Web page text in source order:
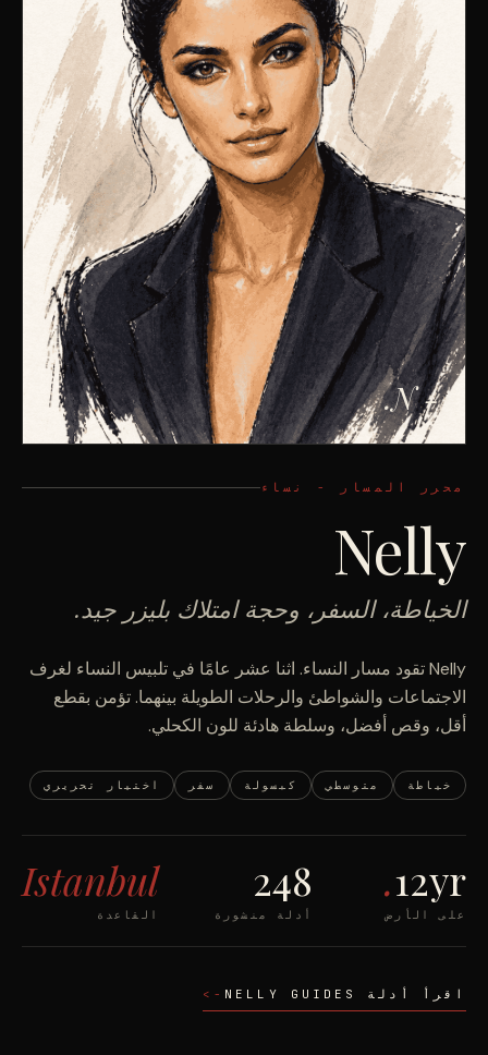
- N.
محرر المسار - نساء
Nelly
الخياطة، السفر، وحجة امتلاك بليزر جيد.
Nelly تقود مسار النساء. اثنا عشر عامًا في تلبيس النساء لغرف
الاجتماعات والشواطئ والرحلات الطويلة بينهما. تؤمن بقطع
أقل، وقص أفضل، وسلطة هادئة للون الكحلي.
خياطة متوسطي كبسولة سفر اختيار تحريري
12yr
.
على الأرض
248
أدلة منشورة
Istanbul
القاعدة
اقرأ أدلة NELLY GUIDES
->